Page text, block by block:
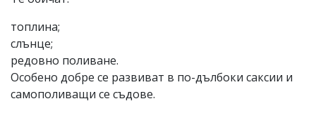
топлина;
слънце;
редовно поливане.
Особено добре се развиват в по-дълбоки саксии и
самополиващи се съдове.